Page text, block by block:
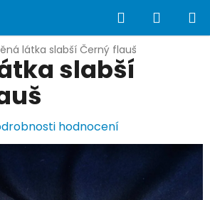
Hledat
KOŠÍK
látka slabší Černý flauš
slabší
hodnocení